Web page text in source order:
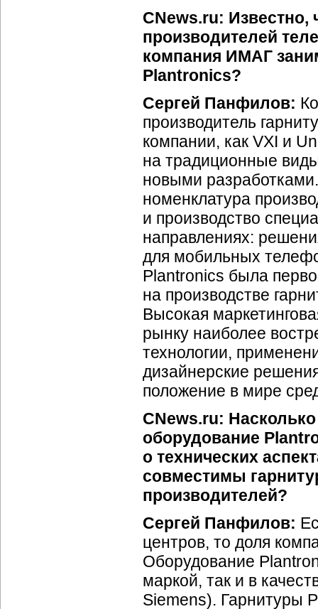
CNews.ru: Известно,
производителей
компания ИМАГ
Plantronics?
Сергей Панфилов:
производитель
компании, как VXI и
на традиционные
новыми
номенклатура
и производство
направлениях:
для мобильных
Plantronics была
на производстве
Высокая
рынку наиболее
технологии,
дизайнерские
положение в мире
CNews.ru:
оборудование
о технических
совместимы
производителей?
Сергей Панфилов:
центров, то доля
Оборудование
маркой, так и в
Siemens). Гарнитуры